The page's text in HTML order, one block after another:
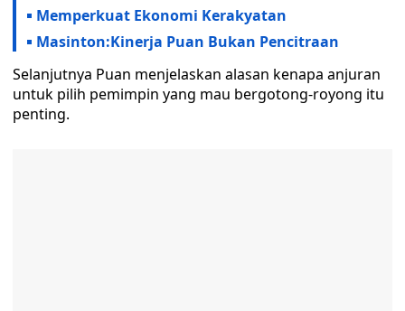
Memperkuat Ekonomi Kerakyatan
Masinton:Kinerja Puan Bukan Pencitraan
Selanjutnya Puan menjelaskan alasan kenapa anjuran
untuk pilih pemimpin yang mau bergotong-royong itu
penting.